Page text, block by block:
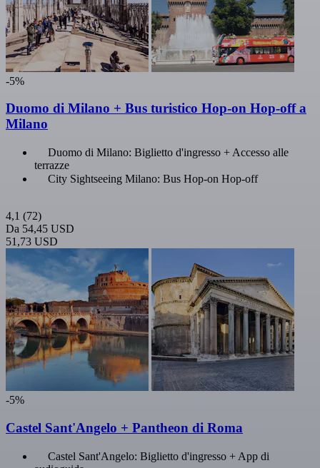
-5%
Duomo di Milano + Bus turistico Hop-on Hop-off a
Milano
Duomo di Milano: Biglietto d'ingresso + Accesso alle
terrazze
City Sightseeing Milano: Bus Hop-on Hop-off
4,1 (72)
Da 54,45 USD
51,73 USD
-5%
Castel Sant'Angelo + Pantheon di Roma
Castel Sant'Angelo: Biglietto d'ingresso + App di